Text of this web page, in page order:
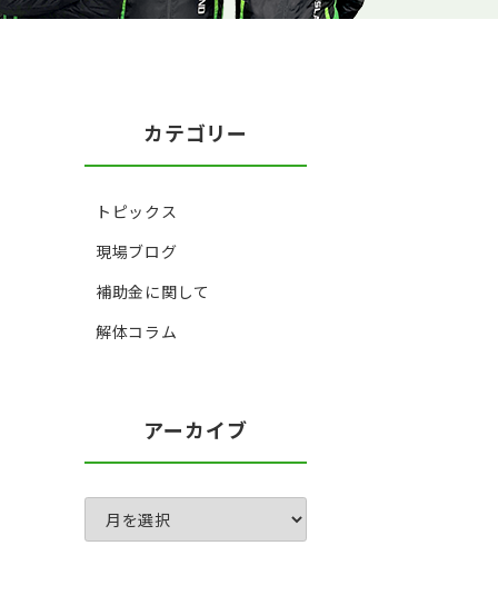
カテゴリー
トピックス
現場ブログ
補助金に関して
解体コラム
アーカイブ